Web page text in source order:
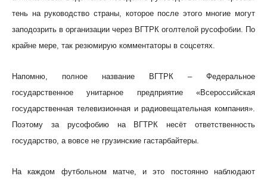
тень на руководство страны, которое после этого многие могут
заподозрить в организации через ВГТРК оголтелой русофобии. По
крайне мере, так резюмирую комментаторы в соцсетях.
Напомню, полное название ВГТРК – Федеральное
государственное унитарное предприятие «Всероссийская
государственная телевизионная и радиовещательная компания».
Поэтому за русофобию на ВГТРК несёт ответственность
государство, а вовсе не грузинские гастарбайтеры.
На каждом футбольном матче, и это постоянно наблюдают